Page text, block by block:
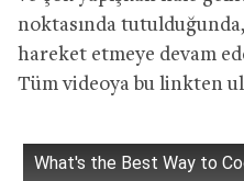
noktasında
hareket etmeye devam
Tüm videoya bu linkten
What's the Best Way to